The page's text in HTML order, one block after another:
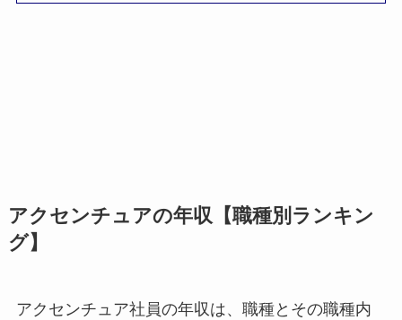
アクセンチュアの年収【職種別ランキン
グ】
アクセンチュア社員の年収は、職種とその職種内